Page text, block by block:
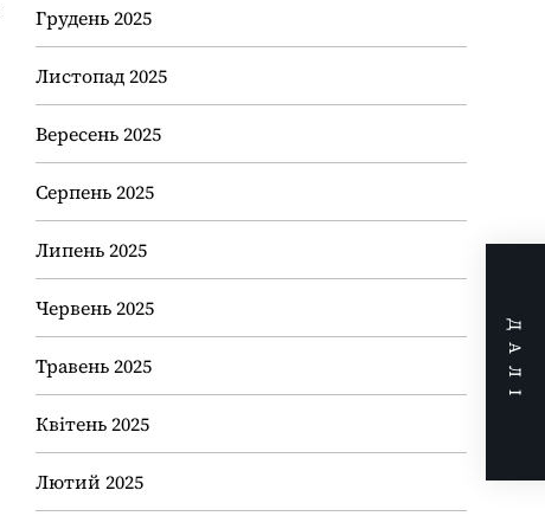
Грудень 2025
Листопад 2025
Вересень 2025
Серпень 2025
Липень 2025
Червень 2025
Травень 2025
Квітень 2025
Лютий 2025
ДАЛІ